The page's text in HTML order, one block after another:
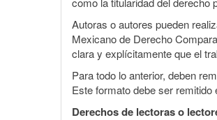
Autoras o autores pueden
Mexicano de Derecho
clara y explícitamente que el
Para todo lo anterior, deben
Este formato debe ser
Derechos de lectoras o